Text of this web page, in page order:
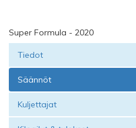
Super Formula - 2020
Tiedot
Säännöt
Kuljettajat